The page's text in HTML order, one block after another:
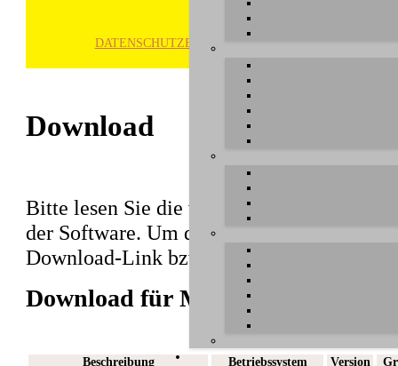
DATENSCHUTZ­ERKLÄRUNG
Download
Bitte lesen Sie die wichtigen Hinweise
der Software. Um den Download
Download-Link bzw. den Dateinamen in
Download für MIDIMATE II
Beschreibung Betriebssystem Version